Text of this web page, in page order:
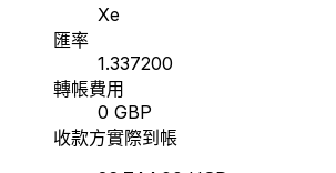
Xe
匯率
1.337200
轉帳費用
0 GBP
收款方實際到帳